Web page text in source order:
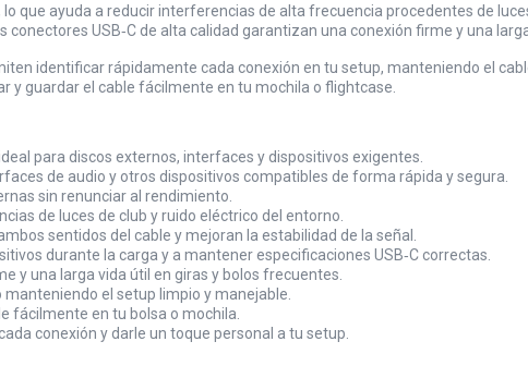
que ayuda a reducir interferencias de alta frecuencia procedentes de
USB‑C de alta calidad garantizan una conexión firme y una
identificar rápidamente cada conexión en tu setup, manteniendo el
y guardar el cable fácilmente en tu mochila o flightcase.
para discos externos, interfaces y dispositivos exigentes.
de audio y otros dispositivos compatibles de forma rápida y segura.
sin renunciar al rendimiento.
de luces de club y ruido eléctrico del entorno.
sentidos del cable y mejoran la estabilidad de la señal.
durante la carga y a mantener especificaciones USB‑C correctas.
y una larga vida útil en giras y bolos frecuentes.
el setup limpio y manejable.
fácilmente en tu bolsa o mochila.
conexión y darle un toque personal a tu setup.